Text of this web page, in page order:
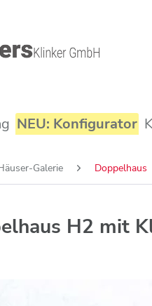
NEU: Konfigurator
Galerie Doppelhaus
H2 mit